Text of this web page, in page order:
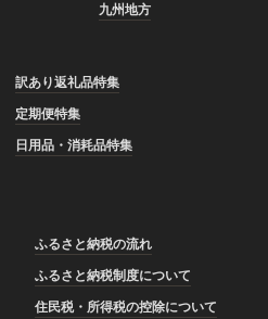
九州地方
訳あり返礼品特集
定期便特集
日用品・消耗品特集
ふるさと納税の流れ
ふるさと納税制度について
住民税・所得税の控除について